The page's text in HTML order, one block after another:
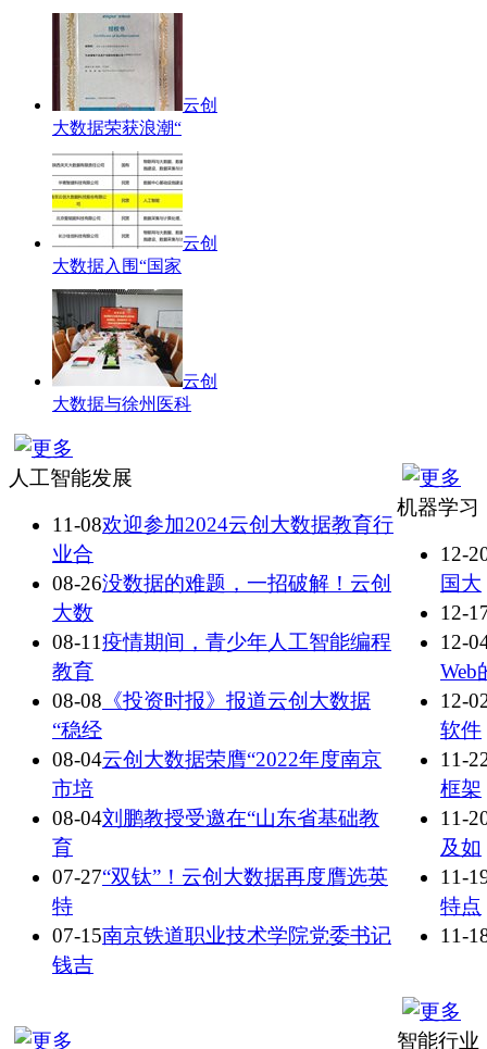
云创
大数据荣获浪潮“
云创
大数据入围“国家
云创
大数据与徐州医科
人工智能发展
11-08欢迎参加2024云创大数据教育行
业合
08-26没数据的难题，一招破解！云创
大数
08-11疫情期间，青少年人工智能编程
教育
08-08 《投资时报》报道云创大数据
“稳经
08-04云创大数据荣膺“2022年度南京
市培
08-04​刘鹏教授受邀在“山东省基础教
育
07-27“双钛”！云创大数据再度膺选英
特
07-15南京铁道职业技术学院党委书记
钱吉
机器学习
12-
国大
12-
12-
Web
12-
软件
11-
框架
11-
及如
11-
特点
11-
智能行业